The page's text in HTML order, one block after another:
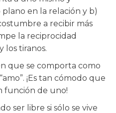
en la relación y b)
a recibir más
la reciprocidad
los tiranos.
que se comporta como
¡Es tan cómodo que
función de uno!
ser libre si sólo se vive